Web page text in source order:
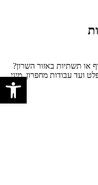
או תשתיות באזור השרון?
ועד עבודות מחפרון, מיני
פתח